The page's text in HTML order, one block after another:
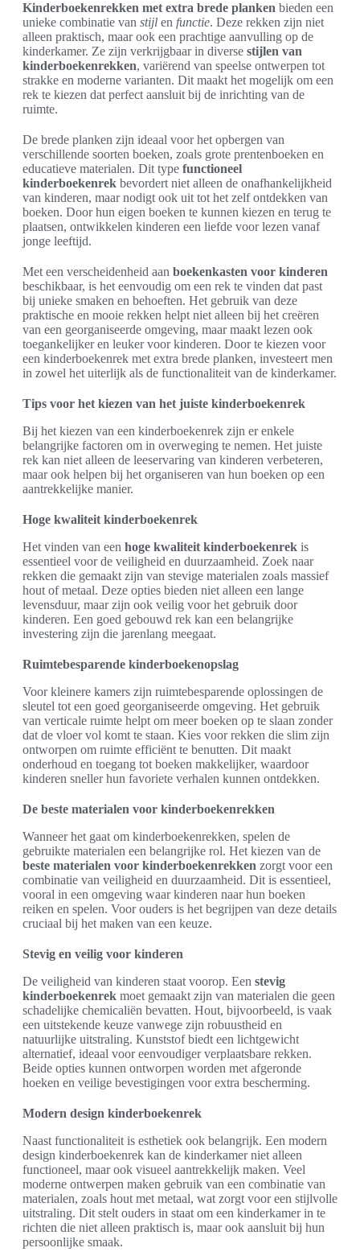
Kinderboekenrekken met extra brede planken bieden een
unieke combinatie van stijl en functie. Deze rekken zijn niet
alleen praktisch, maar ook een prachtige aanvulling op de
kinderkamer. Ze zijn verkrijgbaar in diverse stijlen van
kinderboekenrekken, variërend van speelse ontwerpen tot
strakke en moderne varianten. Dit maakt het mogelijk om een
rek te kiezen dat perfect aansluit bij de inrichting van de
ruimte.
De brede planken zijn ideaal voor het opbergen van
verschillende soorten boeken, zoals grote prentenboeken en
educatieve materialen. Dit type functioneel
kinderboekenrek bevordert niet alleen de onafhankelijkheid
van kinderen, maar nodigt ook uit tot het zelf ontdekken van
boeken. Door hun eigen boeken te kunnen kiezen en terug te
plaatsen, ontwikkelen kinderen een liefde voor lezen vanaf
jonge leeftijd.
Met een verscheidenheid aan boekenkasten voor kinderen
beschikbaar, is het eenvoudig om een rek te vinden dat past
bij unieke smaken en behoeften. Het gebruik van deze
praktische en mooie rekken helpt niet alleen bij het creëren
van een georganiseerde omgeving, maar maakt lezen ook
toegankelijker en leuker voor kinderen. Door te kiezen voor
een kinderboekenrek met extra brede planken, investeert men
in zowel het uiterlijk als de functionaliteit van de kinderkamer.
Tips voor het kiezen van het juiste kinderboekenrek
Bij het kiezen van een kinderboekenrek zijn er enkele
belangrijke factoren om in overweging te nemen. Het juiste
rek kan niet alleen de leeservaring van kinderen verbeteren,
maar ook helpen bij het organiseren van hun boeken op een
aantrekkelijke manier.
Hoge kwaliteit kinderboekenrek
Het vinden van een hoge kwaliteit kinderboekenrek is
essentieel voor de veiligheid en duurzaamheid. Zoek naar
rekken die gemaakt zijn van stevige materialen zoals massief
hout of metaal. Deze opties bieden niet alleen een lange
levensduur, maar zijn ook veilig voor het gebruik door
kinderen. Een goed gebouwd rek kan een belangrijke
investering zijn die jarenlang meegaat.
Ruimtebesparende kinderboekenopslag
Voor kleinere kamers zijn ruimtebesparende oplossingen de
sleutel tot een goed georganiseerde omgeving. Het gebruik
van verticale ruimte helpt om meer boeken op te slaan zonder
dat de vloer vol komt te staan. Kies voor rekken die slim zijn
ontworpen om ruimte efficiënt te benutten. Dit maakt
onderhoud en toegang tot boeken makkelijker, waardoor
kinderen sneller hun favoriete verhalen kunnen ontdekken.
De beste materialen voor kinderboekenrekken
Wanneer het gaat om kinderboekenrekken, spelen de
gebruikte materialen een belangrijke rol. Het kiezen van de
beste materialen voor kinderboekenrekken zorgt voor een
combinatie van veiligheid en duurzaamheid. Dit is essentieel,
vooral in een omgeving waar kinderen naar hun boeken
reiken en spelen. Voor ouders is het begrijpen van deze details
cruciaal bij het maken van een keuze.
Stevig en veilig voor kinderen
De veiligheid van kinderen staat voorop. Een stevig
kinderboekenrek moet gemaakt zijn van materialen die geen
schadelijke chemicaliën bevatten. Hout, bijvoorbeeld, is vaak
een uitstekende keuze vanwege zijn robuustheid en
natuurlijke uitstraling. Kunststof biedt een lichtgewicht
alternatief, ideaal voor eenvoudiger verplaatsbare rekken.
Beide opties kunnen ontworpen worden met afgeronde
hoeken en veilige bevestigingen voor extra bescherming.
Modern design kinderboekenrek
Naast functionaliteit is esthetiek ook belangrijk. Een modern
design kinderboekenrek kan de kinderkamer niet alleen
functioneel, maar ook visueel aantrekkelijk maken. Veel
moderne ontwerpen maken gebruik van een combinatie van
materialen, zoals hout met metaal, wat zorgt voor een stijlvolle
uitstraling. Dit stelt ouders in staat om een kinderkamer in te
richten die niet alleen praktisch is, maar ook aansluit bij hun
persoonlijke smaak.